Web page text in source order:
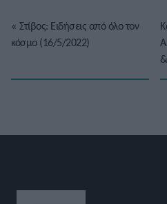
« Στίβος: Ειδήσεις από όλο τον
κόσμο (16/5/2022)